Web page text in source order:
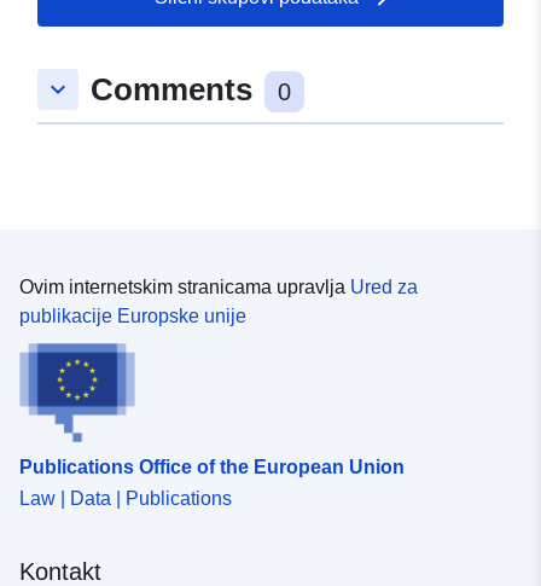
keyboard_arrow_down Comments 0
Ovim internetskim stranicama upravlja Ured za
publikacije Europske unije
Publications Office of the European Union
Law | Data | Publications
Kontakt